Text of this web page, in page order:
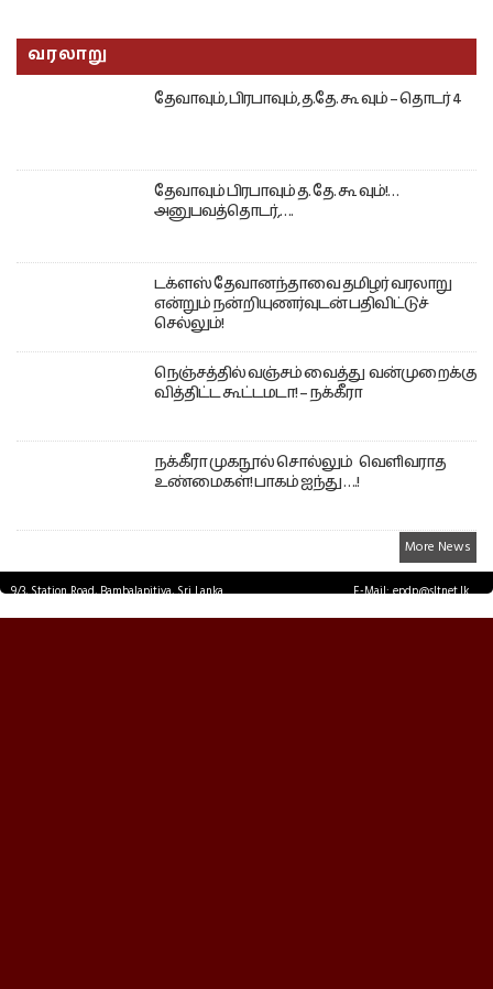
வரலாறு
தேவாவும், பிரபாவும், த.தே. கூ வும் – தொடர் 4
தேவாவும் பிரபாவும் த. தே. கூ வும்!…
அனுபவத்தொடர்,….
டக்ளஸ் தேவானந்தாவை தமிழர் வரலாறு
என்றும் நன்றியுணர்வுடன் பதிவிட்டுச்
செல்லும்!
நெஞ்சத்தில் வஞ்சம் வைத்து வன்முறைக்கு
வித்திட்ட கூட்டமடா! – நக்கீரா
நக்கீரா முகநூல் சொல்லும் வெளிவராத
உண்மைகள்! பாகம் ஐந்து ….!
More News
9/3, Station Road, Bambalapitiya, Sri Lanka.
E-Mail: epdp@sltnet.lk